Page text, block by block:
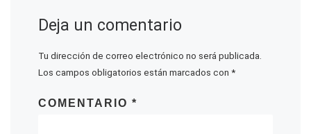
Deja un comentario
Tu dirección de correo electrónico no será publicada.
Los campos obligatorios están marcados con *
COMENTARIO *